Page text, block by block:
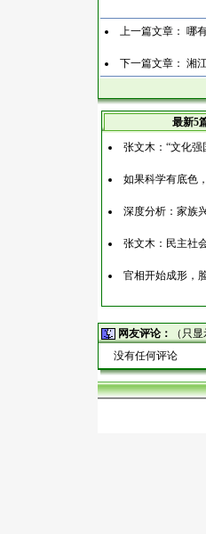
上一篇文章： 哪
下一篇文章： 湘
最新5
张文木：“文化
如果科学有底色
深度分析：家族
张文木：民主社
官相开始成形，
网友评论：
（只
没有任何评论